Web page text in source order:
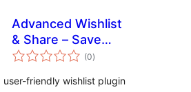
Advanced Wishlist
& Share – Save
Products for Later
(0ຄະແນນ
ທັງໝົດ
)
user-friendly wishlist plugin